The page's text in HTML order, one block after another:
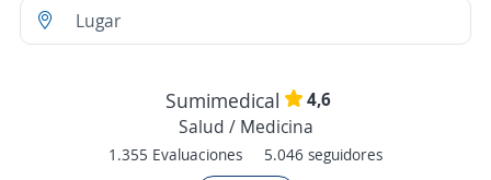
Sumimedical
4,6
Salud / Medicina
1.355 Evaluaciones 5.046 seguidores